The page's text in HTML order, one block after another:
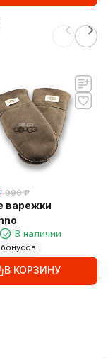
990 ₽
варежки
В наличии
бонусов
В КОРЗИНУ